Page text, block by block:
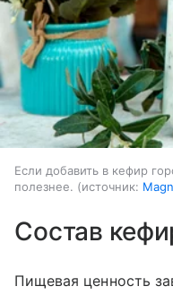
Если добавить в кефир
полезнее.
источник:
Состав
Пищевая ценность